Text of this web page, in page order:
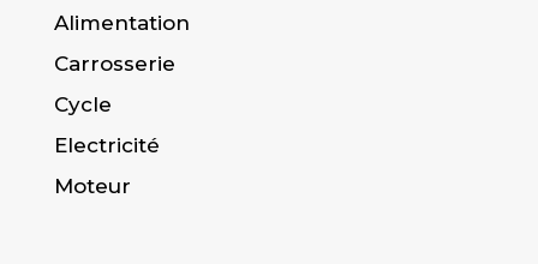
Alimentation
Carrosserie
Cycle
Electricité
Moteur